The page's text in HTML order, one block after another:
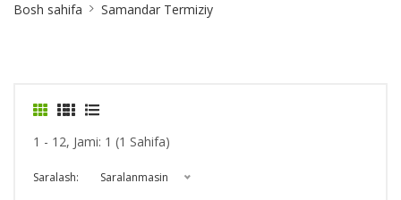
Breadcrumb
Bosh sahifa Samandar Termiziy
1 - 12, Jami: 1 (1 Sahifa)
Saralash: Saralanmasin